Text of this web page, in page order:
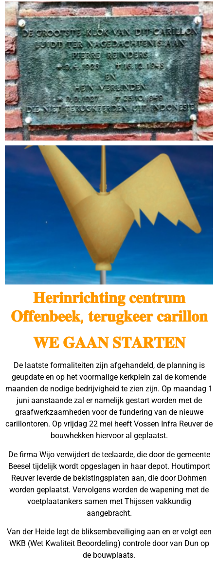
𝐇𝐞𝐫𝐢𝐧𝐫𝐢𝐜𝐡𝐭𝐢𝐧𝐠 𝐜𝐞𝐧𝐭𝐫𝐮𝐦
𝐎𝐟𝐟𝐞𝐧𝐛𝐞𝐞𝐤, 𝐭𝐞𝐫𝐮𝐠𝐤𝐞𝐞𝐫 𝐜𝐚𝐫𝐢𝐥𝐥𝐨𝐧
𝐖𝐄 𝐆𝐀𝐀𝐍 𝐒𝐓𝐀𝐑𝐓𝐄𝐍
De laatste formaliteiten zijn afgehandeld, de planning is
geupdate en op het voormalige kerkplein zal de komende
maanden de nodige bedrijvigheid te zien zijn. Op maandag 1
juni aanstaande zal er namelijk gestart worden met de
graafwerkzaamheden voor de fundering van de nieuwe
carillontoren. Op vrijdag 22 mei heeft Vossen Infra Reuver de
bouwhekken hiervoor al geplaatst.
De firma Wijo verwijdert de teelaarde, die door de gemeente
Beesel tijdelijk wordt opgeslagen in haar depot. Houtimport
Reuver leverde de bekistingsplaten aan, die door Dohmen
worden geplaatst. Vervolgens worden de wapening met de
voetplaatankers samen met Thijssen vakkundig
aangebracht.
Van der Heide legt de bliksembeveiliging aan en er volgt een
WKB (Wet Kwaliteit Beoordeling) controle door van Dun op
de bouwplaats.